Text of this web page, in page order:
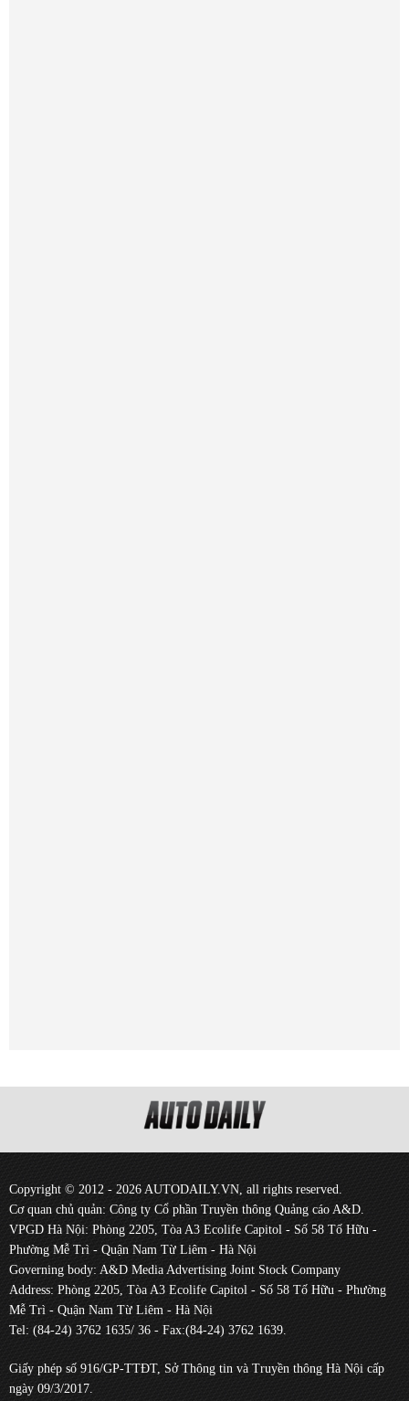
Copyright © 2012 - 2026 AUTODAILY.VN, all rights reserved.
Cơ quan chủ quản: Công ty Cổ phần Truyền thông Quảng cáo A&D.
VPGD Hà Nội: Phòng 2205, Tòa A3 Ecolife Capitol - Số 58 Tố Hữu -
Phường Mễ Trì - Quận Nam Từ Liêm - Hà Nội
Governing body: A&D Media Advertising Joint Stock Company
Address: Phòng 2205, Tòa A3 Ecolife Capitol - Số 58 Tố Hữu - Phường
Mễ Trì - Quận Nam Từ Liêm - Hà Nội
Tel: (84-24) 3762 1635/ 36 - Fax:(84-24) 3762 1639.
Giấy phép số 916/GP-TTĐT, Sở Thông tin và Truyền thông Hà Nội cấp
ngày 09/3/2017.